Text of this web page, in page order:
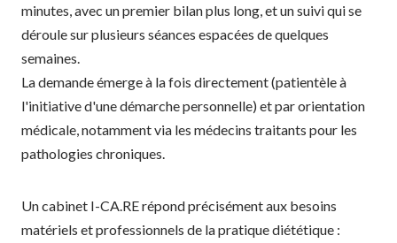
minutes, avec un premier bilan plus long, et un suivi qui se
déroule sur plusieurs séances espacées de quelques
semaines.
La demande émerge à la fois directement (patientèle à
l'initiative d'une démarche personnelle) et par orientation
médicale, notamment via les médecins traitants pour les
pathologies chroniques.
Un cabinet I-CA.RE répond précisément aux besoins
matériels et professionnels de la pratique diététique :